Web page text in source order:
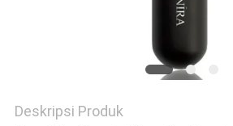
Deskripsi Produk